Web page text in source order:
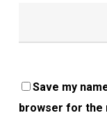
Save my
browser for the